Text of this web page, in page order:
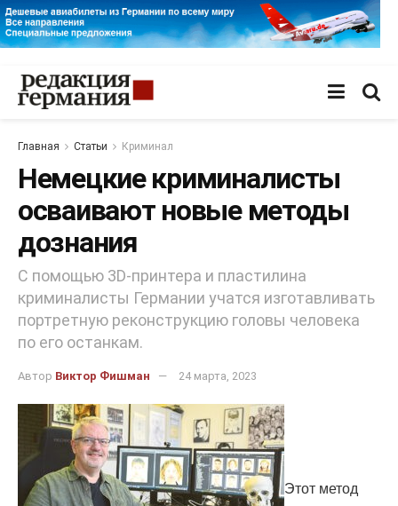
Главная Статьи Криминал
Немецкие криминалисты
осваивают новые методы
дознания
С помощью 3D-принтера и пластилина
криминалисты Германии учатся изготавливать
портретную реконструкцию головы человека
по его останкам.
Автор Виктор Фишман 24 марта, 2023
Этот метод